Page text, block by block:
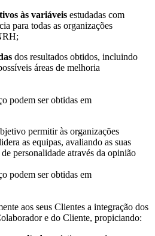
às variáveis estudadas com
para todas as organizações
dos resultados obtidos, incluindo
áreas de melhoria
podem ser obtidas em
permitir às organizações
as equipas, avaliando as suas
personalidade através da opinião
podem ser obtidas em
aos seus Clientes a integração dos
e do Cliente, propiciando: